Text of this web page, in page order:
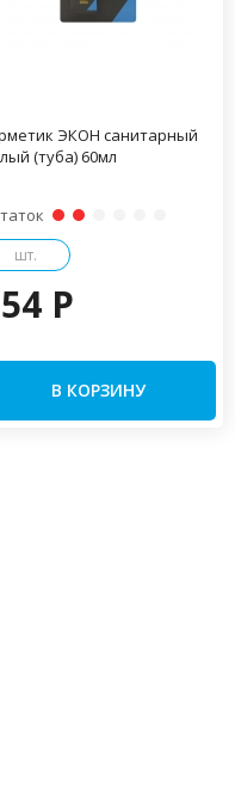
ЭКОН санитарный
(туба) 60мл
шт.
P
В КОРЗИНУ